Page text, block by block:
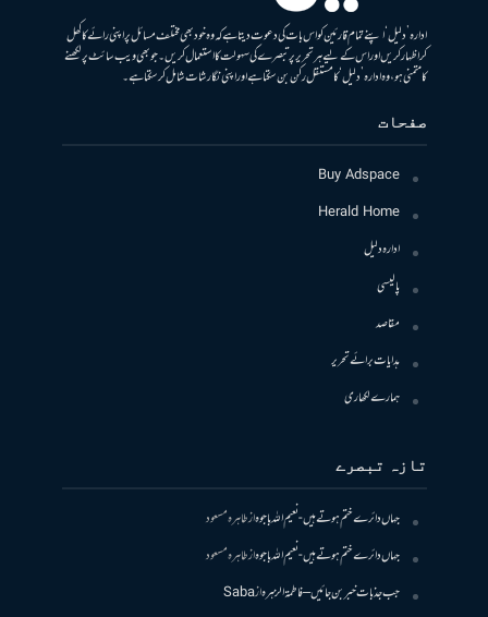
ادارہ ’دلیل‘ اپنے تمام قارئین کو اس بات کی دعوت دیتا ہے کہ وہ خود بھی مختلف مسائل پر اپنی رائے کا کھل
کر اظہار کریں اور اس کے لیے ہر تحریر پر تبصرے کی سہولت کا استعمال کریں۔ جو بھی ویب سائٹ پر لکھنے
کا متمنی ہو، وہ ادارہ ’دلیل‘ کا مستقل رکن بن سکتا ہے اور اپنی نگارشات شامل کرسکتا ہے۔
صفحات
Buy Adspace
Herald Home
ادارہ دلیل
پالیسی
مقاصد
ہدایات برائے تحریر
ہمارے لکھاری
تازہ تبصرے
جہاں دائرے ختم ہوتے ہیں- نعیم اللہ باجوہازطاہرہ مسعود
جہاں دائرے ختم ہوتے ہیں- نعیم اللہ باجوہازطاہرہ مسعود
جب جذبات خبر بن جائیں – فاطمۃالزہرہازSaba